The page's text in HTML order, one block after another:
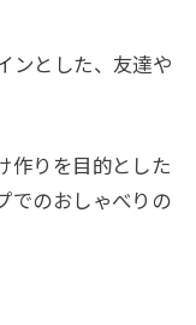
ンとした、友達や
作りを目的とした
でのおしゃべりの